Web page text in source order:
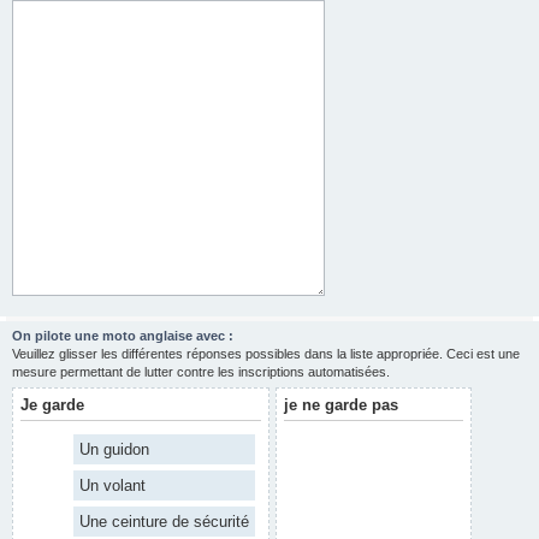
On pilote une moto anglaise avec :
Veuillez glisser les différentes réponses possibles dans la liste appropriée. Ceci est une
mesure permettant de lutter contre les inscriptions automatisées.
Je garde
Un guidon
Un volant
Une ceinture de sécurité
je ne garde pas